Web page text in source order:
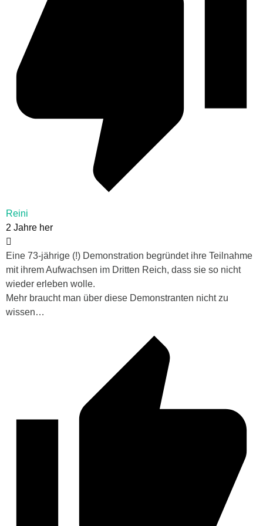
Reini
2 Jahre her
Eine 73-jährige (!) Demonstration begründet ihre Teilnahme
mit ihrem Aufwachsen im Dritten Reich, dass sie so nicht
wieder erleben wolle.
Mehr braucht man über diese Demonstranten nicht zu
wissen…